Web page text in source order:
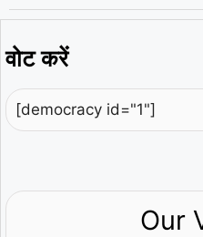
वोट करें
[democracy id="1"]
Our